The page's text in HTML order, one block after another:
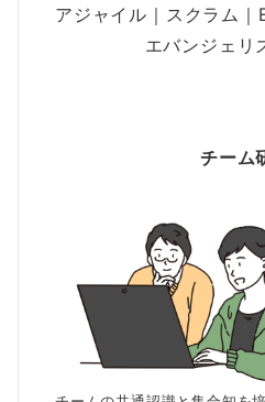
アジャイル｜スクラム｜
エバンジェリ
チーム